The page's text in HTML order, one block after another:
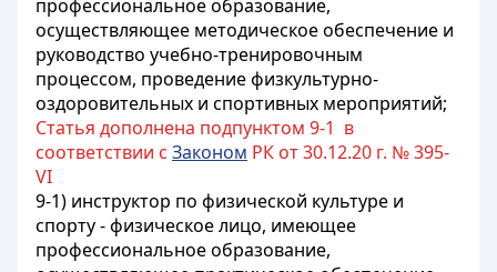
профессиональное образование,
осуществляющее методическое обеспечение и
руководство учебно-тренировочным
процессом, проведение физкультурно-
оздоровительных и спортивных мероприятий;
Статья дополнена подпунктом 9-1 в
соответствии с Законом РК от 30.12.20 г. № 395-
VI
9-1) инструктор по физической культуре и
спорту - физическое лицо, имеющее
профессиональное образование,